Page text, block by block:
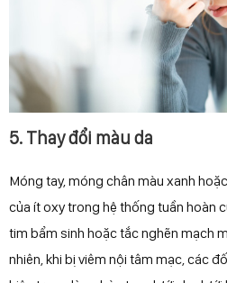
5. Thay đổi màu da
Móng tay, móng chân màu xanh
của ít oxy trong hệ thống tuần hoàn
tim bẩm sinh hoặc tắc nghẽn mạch
nhiên, khi bị viêm nội tâm mạc, các